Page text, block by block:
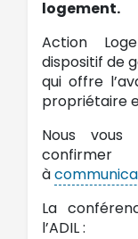
logement.
Action
dispositif de
qui offre
propriétaire
Nous vous
à
La
l’ADIL :